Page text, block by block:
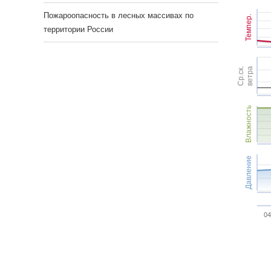
Темпер.
Ср.ск.ветра
Влажность
Давление
Пожароопасность в лесных массивах по
территории России